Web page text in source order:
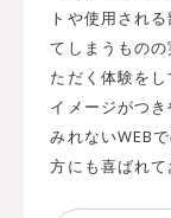
トや使用され
てしまうもの
ただく体験を
イメージがつ
みれないWEB
方にも喜ばれて